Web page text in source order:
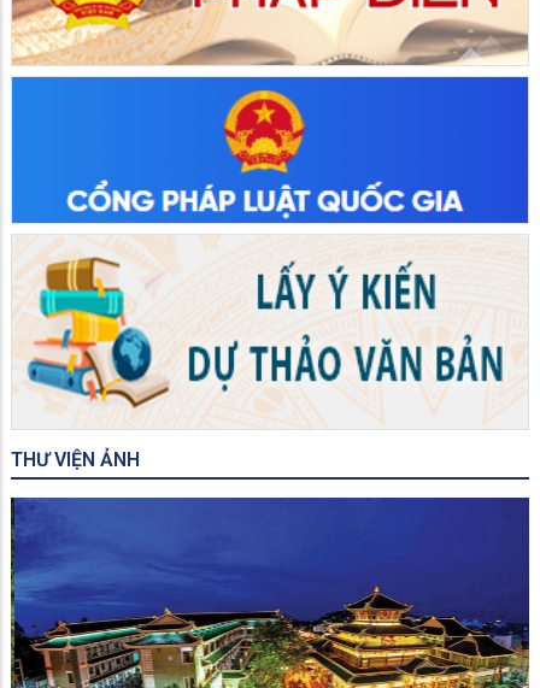
THƯ VIỆN ẢNH